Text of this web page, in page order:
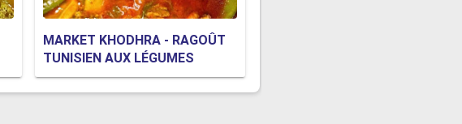
MARKET KHODHRA - RAGOÛT
TUNISIEN AUX LÉGUMES